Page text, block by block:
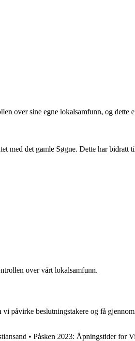
over sine egne lokalsamfunn, og dette
med det gamle Søgne. Dette har bidratt
over vårt lokalsamfunn.
påvirke beslutningstakere og få
• Påsken 2023: Åpningstider for